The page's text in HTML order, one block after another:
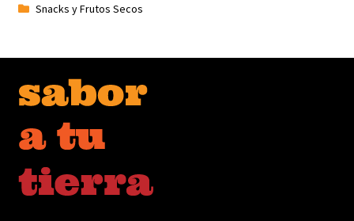
Snacks y Frutos Secos